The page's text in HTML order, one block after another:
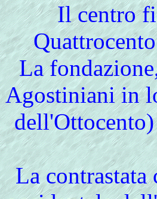
Ilcentro
La
Agostiniani in
La